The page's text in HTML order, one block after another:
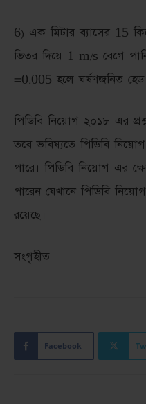
6) এক মিটার ব্যাসের 15
ভিতর দিয়ে 1 m/s বেগে
=0.005 হলে ঘর্ষণজনিত
পিডিবি নিয়োগ ২০১৮ এর
তবে ভবিষ্যতে পিডিবি নিয়োগ
পারে। পিডিবি নিয়োগ এর
পারেন যেখানে পিডিবি
রয়েছে।
সংগৃহীত
Facebook